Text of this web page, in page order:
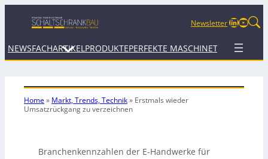
NewsletterLinkedIn
NEWSFACHARTIKEL PRODUKTEPERFEKTE MASCHINETERMINE
Home» Markt, Trends, Technik» Erstmals wieder
Umsatzrückgang zu verzeichnen
Branchenkennzahlen der E-Handwerke für